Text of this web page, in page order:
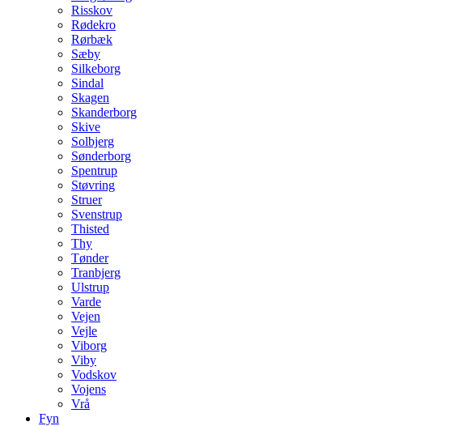
Risskov
Rødekro
Rørbæk
Sæby
Silkeborg
Sindal
Skagen
Skanderborg
Skive
Solbjerg
Sønderborg
Spentrup
Støvring
Struer
Svenstrup
Thisted
Thy
Tønder
Tranbjerg
Ulstrup
Varde
Vejen
Vejle
Viborg
Viby
Vodskov
Vojens
Vrå
Fyn